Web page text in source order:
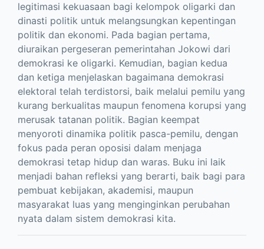
legitimasi kekuasaan bagi kelompok oligarki dan
dinasti politik untuk melangsungkan kepentingan
politik dan ekonomi. Pada bagian pertama,
diuraikan pergeseran pemerintahan Jokowi dari
demokrasi ke oligarki. Kemudian, bagian kedua
dan ketiga menjelaskan bagaimana demokrasi
elektoral telah terdistorsi, baik melalui pemilu yang
kurang berkualitas maupun fenomena korupsi yang
merusak tatanan politik. Bagian keempat
menyoroti dinamika politik pasca-pemilu, dengan
fokus pada peran oposisi dalam menjaga
demokrasi tetap hidup dan waras. Buku ini laik
menjadi bahan refleksi yang berarti, baik bagi para
pembuat kebijakan, akademisi, maupun
masyarakat luas yang menginginkan perubahan
nyata dalam sistem demokrasi kita.